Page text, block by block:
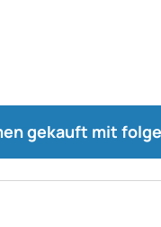
gekauft mit